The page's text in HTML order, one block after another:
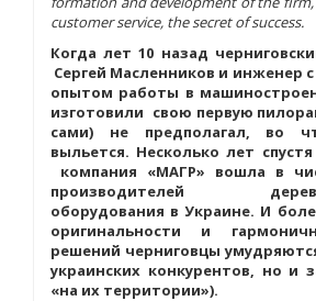
customer service, the secret of success.
Когда лет 10 назад
Сергей Масленников и инженер
опытом работы в
изготовили свою первую
сами) не предполагал, во
выльется. Несколько лет
компания «МАГР» вошла в
производителей
оборудования в Украине. И
оригинальности и
решений черниговцы
украинских конкурентов, но и
«на их территории»).